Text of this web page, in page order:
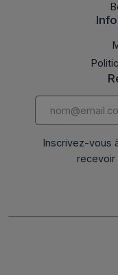
Inscrivez-vous
recevoir